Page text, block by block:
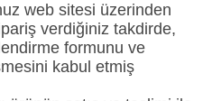
web sitesi üzerinden
verdiğiniz takdirde,
formunu ve
kabul etmiş